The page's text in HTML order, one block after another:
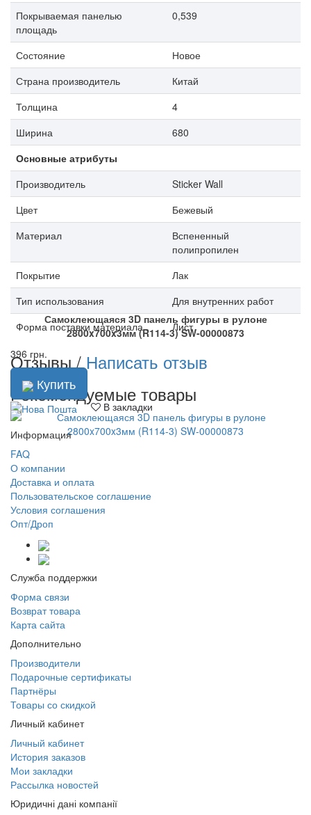
Покрываемая панелью
площадь
0,539
Состояние
Новое
Страна производитель
Китай
Толщина
4
Ширина
680
Основные атрибуты
Производитель
Sticker Wall
Цвет
Бежевый
Материал
Вспененный
полипропилен
Покрытие
Лак
Тип использования
Для внутренних работ
Форма поставки материала
Лист
Отзывы /Написать отзыв
Рекомендуемые товары
Самоклеющаяся 3D панель фигуры в рулоне
2800x700x3мм (R114-3) SW-00000873
396 грн.
Купить
В закладки
Информация
FAQ
О компании
Доставка и оплата
Пользовательское соглашение
Условия соглашения
Опт/Дроп
Служба поддержки
Форма связи
Возврат товара
Карта сайта
Дополнительно
Производители
Подарочные сертификаты
Партнёры
Товары со скидкой
Личный кабинет
Личный кабинет
История заказов
Мои закладки
Рассылка новостей
Юридичні дані компанії